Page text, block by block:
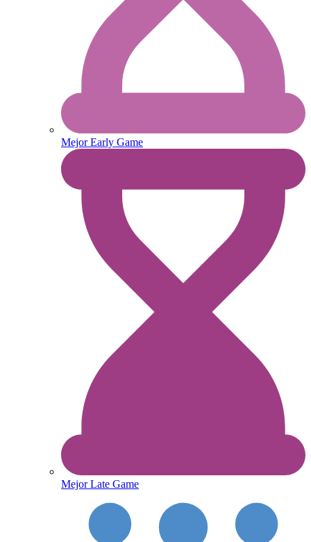
Mejor Early Game
Mejor Late Game